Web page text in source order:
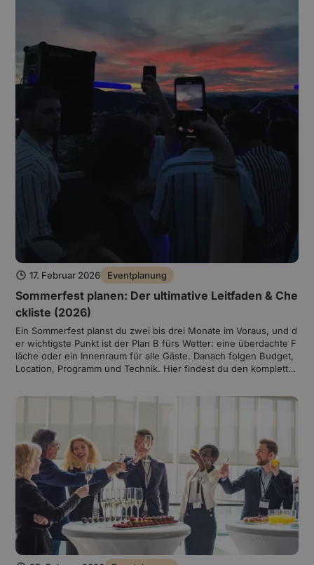
17. Februar 2026 Eventplanung
Sommerfest planen: Der ultimative Leitfaden & Che
ckliste (2026)
Ein Sommerfest planst du zwei bis drei Monate im Voraus, und d
er wichtigste Punkt ist der Plan B fürs Wetter: eine überdachte F
läche oder ein Innenraum für alle Gäste. Danach folgen Budget,
Location, Programm und Technik. Hier findest du den komplette